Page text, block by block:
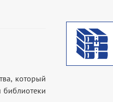
который
библиотеки